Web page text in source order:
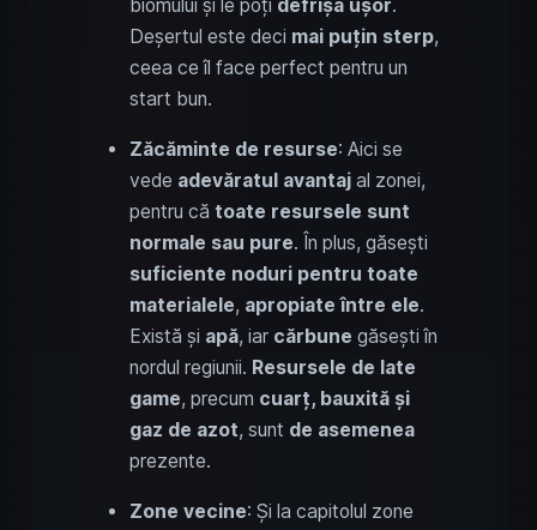
biomului și le poți defrișa ușor.
Deșertul este deci mai puțin sterp,
ceea ce îl face perfect pentru un
start bun.
Zăcăminte de resurse: Aici se
vede adevăratul avantaj al zonei,
pentru că toate resursele sunt
normale sau pure. În plus, găsești
suficiente noduri pentru toate
materialele, apropiate între ele.
Există și apă, iar cărbune găsești în
nordul regiunii. Resursele de late
game, precum cuarț, bauxită și
gaz de azot, sunt de asemenea
prezente.
Zone vecine: Și la capitolul zone